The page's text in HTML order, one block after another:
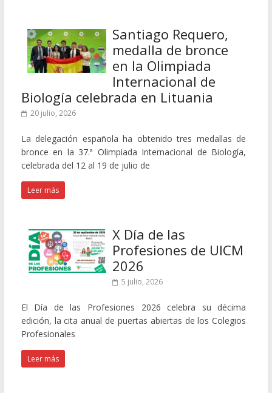
Santiago Requero,
medalla de bronce
en la Olimpiada
Internacional de
Biología celebrada en Lituania
20 julio, 2026
La delegación española ha obtenido tres medallas de
bronce en la 37.ª Olimpiada Internacional de Biología,
celebrada del 12 al 19 de julio de
Leer más
X Día de las
Profesiones de UICM
2026
5 julio, 2026
El Día de las Profesiones 2026 celebra su décima
edición, la cita anual de puertas abiertas de los Colegios
Profesionales
Leer más